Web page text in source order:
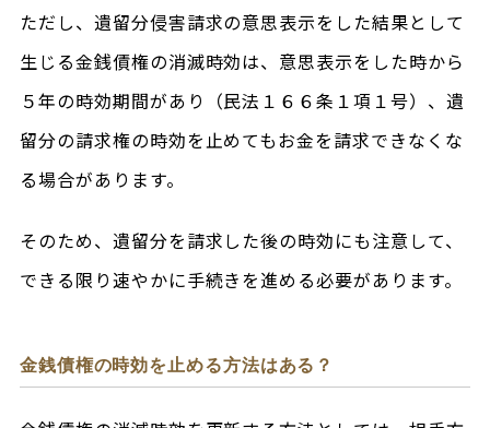
ただし、遺留分侵害請求の意思表示をした結果として
生じる金銭債権の消滅時効は、意思表示をした時から
５年の時効期間があり（民法１６６条１項１号）、遺
留分の請求権の時効を止めてもお金を請求できなくな
る場合があります。
そのため、遺留分を請求した後の時効にも注意して、
できる限り速やかに手続きを進める必要があります。
金銭債権の時効を止める方法はある？